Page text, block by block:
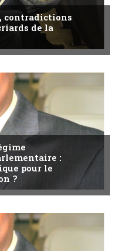
contradictions
de la
:
pour le
?